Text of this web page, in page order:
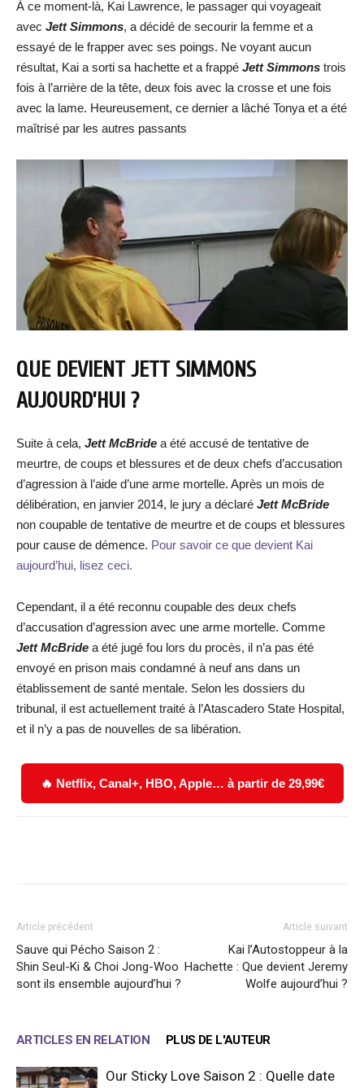
À ce moment-là, Kai Lawrence, le passager qui voyageait
avec Jett Simmons, a décidé de secourir la femme et a
essayé de le frapper avec ses poings. Ne voyant aucun
résultat, Kai a sorti sa hachette et a frappé Jett Simmons trois
fois à l’arrière de la tête, deux fois avec la crosse et une fois
avec la lame. Heureusement, ce dernier a lâché Tonya et a été
maîtrisé par les autres passants
QUE DEVIENT JETT SIMMONS
AUJOURD’HUI ?
Suite à cela, Jett McBride a été accusé de tentative de
meurtre, de coups et blessures et de deux chefs d’accusation
d’agression à l’aide d’une arme mortelle. Après un mois de
délibération, en janvier 2014, le jury a déclaré Jett McBride
non coupable de tentative de meurtre et de coups et blessures
pour cause de démence. Pour savoir ce que devient Kai
aujourd’hui, lisez ceci.
Cependant, il a été reconnu coupable des deux chefs
d’accusation d’agression avec une arme mortelle. Comme
Jett McBride a été jugé fou lors du procès, il n’a pas été
envoyé en prison mais condamné à neuf ans dans un
établissement de santé mentale. Selon les dossiers du
tribunal, il est actuellement traité à l’Atascadero State Hospital,
et il n’y a pas de nouvelles de sa libération.
🔥 Netflix, Canal+, HBO, Apple… à partir de 29,99€
Article précédent
Sauve qui Pécho Saison 2 :
Shin Seul-Ki & Choi Jong-Woo
sont ils ensemble aujourd’hui ?
Article suivant
Kai l’Autostoppeur à la
Hachette : Que devient Jeremy
Wolfe aujourd’hui ?
ARTICLES EN RELATION PLUS DE L'AUTEUR
Our Sticky Love Saison 2 : Quelle date